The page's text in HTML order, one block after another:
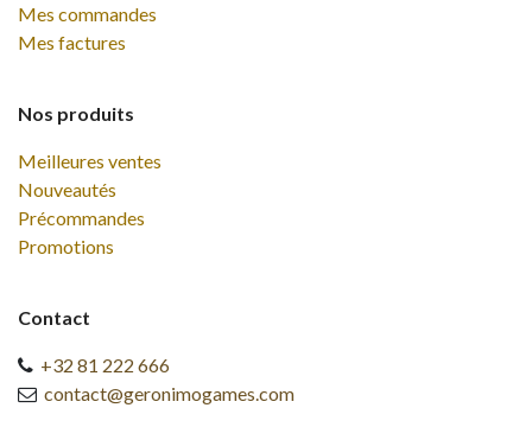
Mes commandes
Mes factures
Nos produits
Meilleures ventes
Nouveautés
Précommandes
Promotions
Contact
+32 81 222 666
contact@geronimogames.com